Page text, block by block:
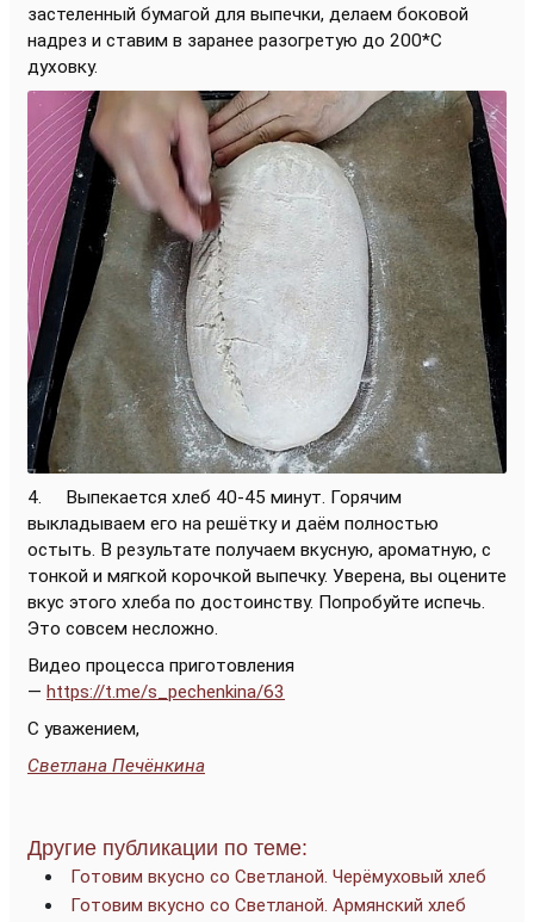
застеленный бумагой для выпечки, делаем боковой
надрез и ставим в заранее разогретую до 200*С
духовку.
4. Выпекается хлеб 40-45 минут. Горячим
выкладываем его на решётку и даём полностью
остыть. В результате получаем вкусную, ароматную, с
тонкой и мягкой корочкой выпечку. Уверена, вы оцените
вкус этого хлеба по достоинству. Попробуйте испечь.
Это совсем несложно.
Видео процесса приготовления
— https://t.me/s_pechenkina/63
С уважением,
Светлана Печёнкина
Другие публикации по теме:
Готовим вкусно со Светланой. Черёмуховый хлеб
Готовим вкусно со Светланой. Армянский хлеб